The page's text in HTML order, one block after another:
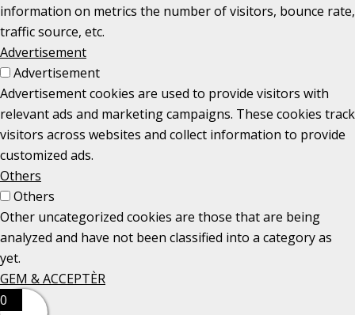
information on metrics the number of visitors, bounce rate,
traffic source, etc.
Advertisement
Advertisement
Advertisement cookies are used to provide visitors with
relevant ads and marketing campaigns. These cookies track
visitors across websites and collect information to provide
customized ads.
Others
Others
Other uncategorized cookies are those that are being
analyzed and have not been classified into a category as
yet.
GEM & ACCEPTÈR
0